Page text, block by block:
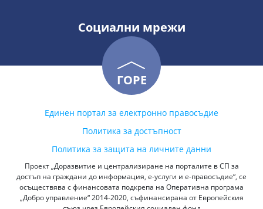
Социални мрежи
ГОРЕ
Единен портал за електронно правосъдие
Политика за достъпност
Политика за защита на личните данни
Проект „Доразвитие и централизиране на порталите в СП за
достъп на граждани до информация, е-услуги и е-правосъдие“, се
осъществява с финансовата подкрепа на Оперативна програма
„Добро управление“ 2014-2020, съфинансирана от Европейския